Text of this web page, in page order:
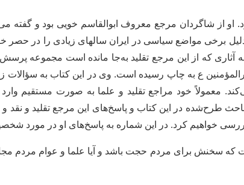
از شاگردان مرجع معروف ابوالقاسم خویی بود و گفته
برخی مواضع سیاسی در ایران سالهای زیادی را در حصر
که از این مرجع تقلید به‌جا مانده است مجموعه
ع به چاپ رسیده است. وی در این کتاب به سؤالات
معمولاً خود مراجع تقلید و علما به صورت مستقیم
طرح‌شده در این کتاب و پاسخ‌های این مرجع تقلید و نقد و
خواهیم کرد. در این شماره به پاسخ‌های او در مورد
است که سخنش برای مردم حجت باشد و آیا علما و عوام مردم